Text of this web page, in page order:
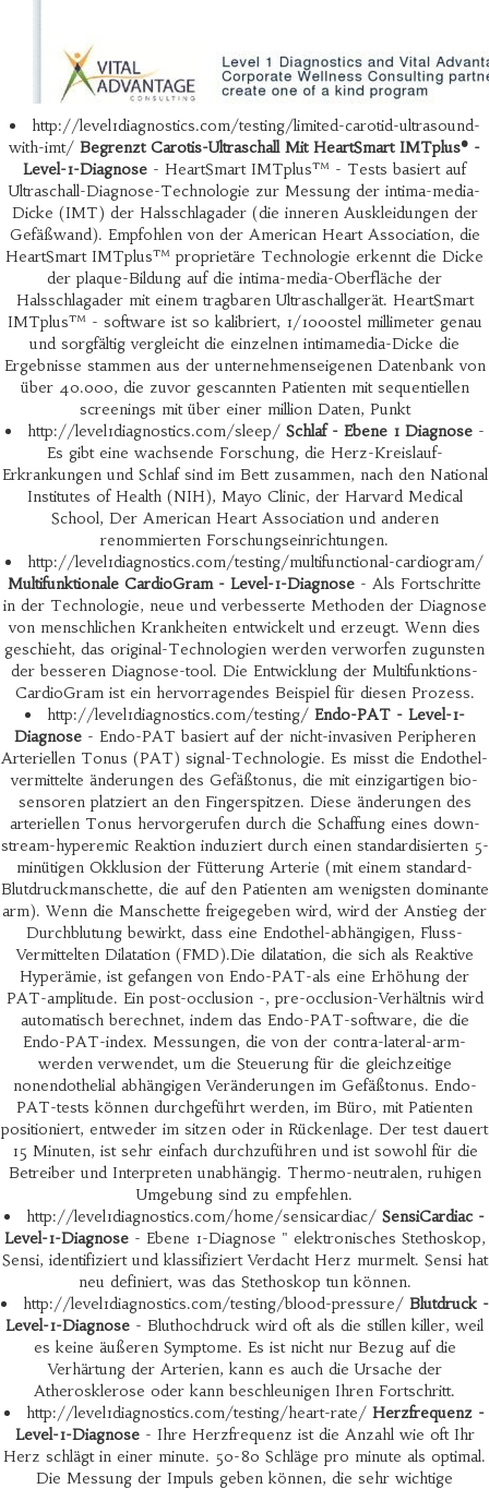
http://level1diagnostics.com/testing/limited-carotid-ultrasound-
with-imt/ Begrenzt Carotis-Ultraschall Mit HeartSmart IMTplus® -
Level-1-Diagnose - HeartSmart IMTplus™ - Tests basiert auf
Ultraschall-Diagnose-Technologie zur Messung der intima-media-
Dicke (IMT) der Halsschlagader (die inneren Auskleidungen der
Gefäßwand). Empfohlen von der American Heart Association, die
HeartSmart IMTplus™ proprietäre Technologie erkennt die Dicke
der plaque-Bildung auf die intima-media-Oberfläche der
Halsschlagader mit einem tragbaren Ultraschallgerät. HeartSmart
IMTplus™ - software ist so kalibriert, 1/1000stel millimeter genau
und sorgfältig vergleicht die einzelnen intimamedia-Dicke die
Ergebnisse stammen aus der unternehmenseigenen Datenbank von
über 40.000, die zuvor gescannten Patienten mit sequentiellen
screenings mit über einer million Daten, Punkt
http://level1diagnostics.com/sleep/ Schlaf - Ebene 1 Diagnose-
Es gibt eine wachsende Forschung, die Herz-Kreislauf-
Erkrankungen und Schlaf sind im Bett zusammen, nach den National
Institutes of Health (NIH), Mayo Clinic, der Harvard Medical
School, Der American Heart Association und anderen
renommierten Forschungseinrichtungen.
http://level1diagnostics.com/testing/multifunctional-cardiogram/
Multifunktionale CardioGram - Level-1-Diagnose - Als Fortschritte
in der Technologie, neue und verbesserte Methoden der Diagnose
von menschlichen Krankheiten entwickelt und erzeugt. Wenn dies
geschieht, das original-Technologien werden verworfen zugunsten
der besseren Diagnose-tool. Die Entwicklung der Multifunktions-
CardioGram ist ein hervorragendes Beispiel für diesen Prozess.
http://level1diagnostics.com/testing/ Endo-PAT - Level-1-
Diagnose- Endo-PAT basiert auf der nicht-invasiven Peripheren
Arteriellen Tonus (PAT) signal-Technologie. Es misst die Endothel-
vermittelte änderungen des Gefäßtonus, die mit einzigartigen bio-
sensoren platziert an den Fingerspitzen. Diese änderungen des
arteriellen Tonus hervorgerufen durch die Schaffung eines down-
stream-hyperemic Reaktion induziert durch einen standardisierten 5-
minütigen Okklusion der Fütterung Arterie (mit einem standard-
Blutdruckmanschette, die auf den Patienten am wenigsten dominante
arm). Wenn die Manschette freigegeben wird, wird der Anstieg der
Durchblutung bewirkt, dass eine Endothel-abhängigen, Fluss-
Vermittelten Dilatation (FMD).Die dilatation, die sich als Reaktive
Hyperämie, ist gefangen von Endo-PAT-als eine Erhöhung der
PAT-amplitude. Ein post-occlusion -, pre-occlusion-Verhältnis wird
automatisch berechnet, indem das Endo-PAT-software, die die
Endo-PAT-index. Messungen, die von der contra-lateral-arm-
werden verwendet, um die Steuerung für die gleichzeitige
nonendothelial abhängigen Veränderungen im Gefäßtonus. Endo-
PAT-tests können durchgeführt werden, im Büro, mit Patienten
positioniert, entweder im sitzen oder in Rückenlage. Der test dauert
15 Minuten, ist sehr einfach durchzuführen und ist sowohl für die
Betreiber und Interpreten unabhängig. Thermo-neutralen, ruhigen
Umgebung sind zu empfehlen.
http://level1diagnostics.com/home/sensicardiac/ SensiCardiac -
Level-1-Diagnose- Ebene 1-Diagnose " elektronisches Stethoskop,
Sensi, identifiziert und klassifiziert Verdacht Herz murmelt. Sensi hat
neu definiert, was das Stethoskop tun können.
http://level1diagnostics.com/testing/blood-pressure/ Blutdruck -
Level-1-Diagnose - Bluthochdruck wird oft als die stillen killer, weil
es keine äußeren Symptome. Es ist nicht nur Bezug auf die
Verhärtung der Arterien, kann es auch die Ursache der
Atherosklerose oder kann beschleunigen Ihren Fortschritt.
http://level1diagnostics.com/testing/heart-rate/ Herzfrequenz -
Level-1-Diagnose- Ihre Herzfrequenz ist die Anzahl wie oft Ihr
Herz schlägt in einer minute. 50-80 Schläge pro minute als optimal.
Die Messung der Impuls geben können, die sehr wichtige